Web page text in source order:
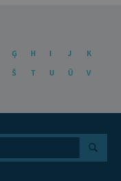
Ģ H I J
K
Š T U Ū
V